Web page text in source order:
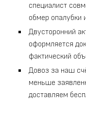
специалист
обмер опалубки
Двусторонний
оформляется
фактический
Довоз за наш
меньше
доставляем